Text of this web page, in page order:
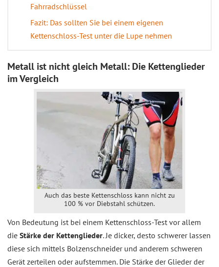
Fahrradschlüssel
Fazit: Das sollten Sie bei einem eigenen
Kettenschloss-Test unter die Lupe nehmen
Metall ist nicht gleich Metall: Die Kettenglieder
im Vergleich
Auch das beste Kettenschloss kann nicht zu
100 % vor Diebstahl schützen.
Von Bedeutung ist bei einem Kettenschloss-Test vor allem
die Stärke der Kettenglieder. Je dicker, desto schwerer lassen
diese sich mittels Bolzenschneider und anderem schweren
Gerät zerteilen oder aufstemmen. Die Stärke der Glieder der